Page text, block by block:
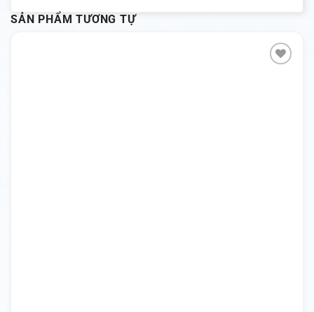
SẢN PHẨM TƯƠNG TỰ